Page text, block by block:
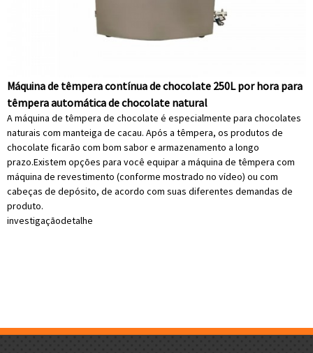
Máquina de têmpera contínua de chocolate 250L por hora para
têmpera automática de chocolate natural
A máquina de têmpera de chocolate é especialmente para chocolates
naturais com manteiga de cacau. Após a têmpera, os produtos de
chocolate ficarão com bom sabor e armazenamento a longo
prazo.Existem opções para você equipar a máquina de têmpera com
máquina de revestimento (conforme mostrado no vídeo) ou com
cabeças de depósito, de acordo com suas diferentes demandas de
produto.
investigaçãodetalhe